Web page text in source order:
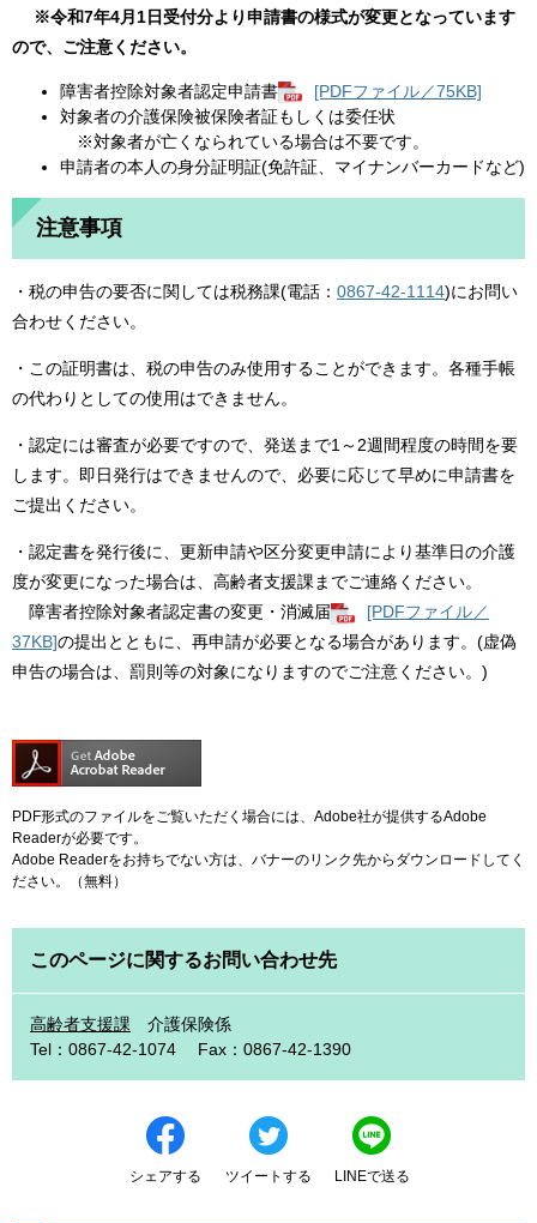
※令和7年4月1日受付分より申請書の様式が変更となっています
ので、ご注意ください。
障害者控除対象者認定申請書
[PDFファイル／75KB]
対象者の介護保険被保険者証もしくは委任状
※対象者が亡くなられている場合は不要です。
申請者の本人の身分証明証(免許証、マイナンバーカードなど)
注意事項
・税の申告の要否に関しては税務課(電話： 0867-42-1114)にお問い
合わせください。
・この証明書は、税の申告のみ使用することができます。各種手帳
の代わりとしての使用はできません。
・認定には審査が必要ですので、発送まで1～2週間程度の時間を要
します。即日発行はできませんので、必要に応じて早めに申請書を
ご提出ください。
・認定書を発行後に、更新申請や区分変更申請により基準日の介護
度が変更になった場合は、高齢者支援課までご連絡ください。
障害者控除対象者認定書の変更・消滅届
[PDFファイル／
37KB]の提出とともに、再申請が必要となる場合があります。(虚偽
申告の場合は、罰則等の対象になりますのでご注意ください。)
PDF形式のファイルをご覧いただく場合には、Adobe社が提供するAdobe
Readerが必要です。
Adobe Readerをお持ちでない方は、バナーのリンク先からダウンロードしてく
ださい。（無料）
このページに関するお問い合わせ先
高齢者支援課
介護保険係
Tel：0867-42-1074
Fax：0867-42-1390
シェアする ツイートする LINEで送る